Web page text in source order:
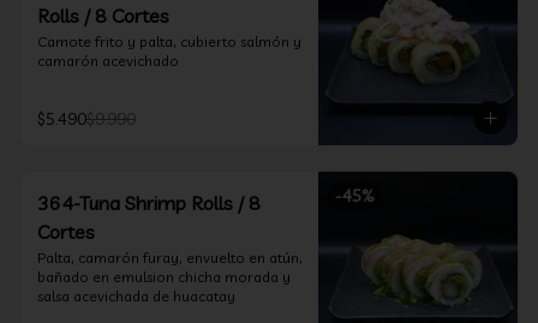
Rolls / 8 Cortes
Camote frito y palta, cubierto salmón y
camarón acevichado
$5.490$9.990
-45%
364-Tuna Shrimp Rolls / 8
Cortes
Palta, camarón furay, envuelto en atún,
bañado en emulsion chicha morada y
salsa acevichada de huacatay